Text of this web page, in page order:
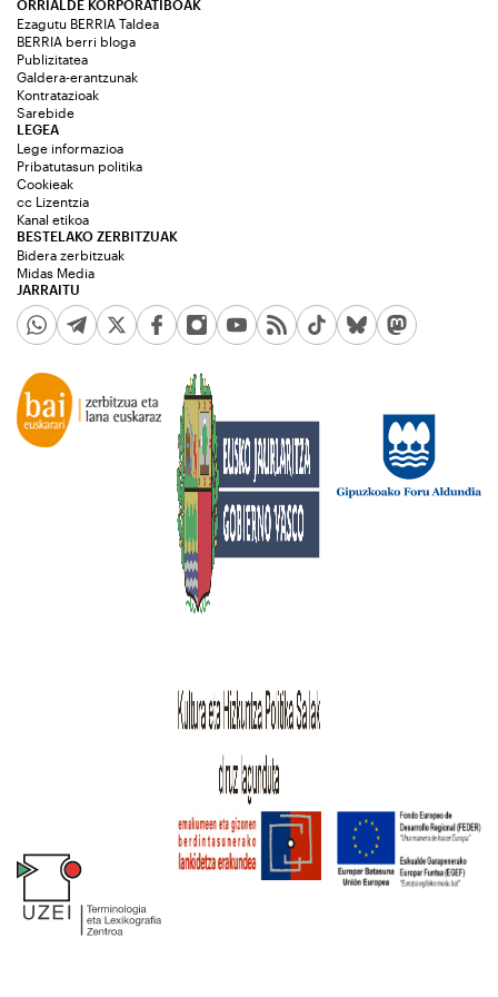
ORRIALDE KORPORATIBOAK
Ezagutu BERRIA Taldea
BERRIA berri bloga
Publizitatea
Galdera-erantzunak
Kontratazioak
Sarebide
JARRAITU
LEGEA
Lege informazioa
Pribatutasun politika
Cookieak
cc Lizentzia
Kanal etikoa
BESTELAKO ZERBITZUAK
Bidera zerbitzuak
Midas Media